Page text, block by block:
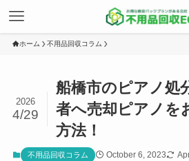
ホーム 不用品回収コラム
船橋市のピアノ処
者へ売却ピアノを
方法！
2026
4/29
不用品回収コラム October 6, 2023